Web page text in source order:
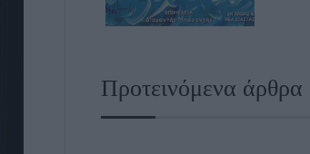
Προτεινόμενα άρθρα